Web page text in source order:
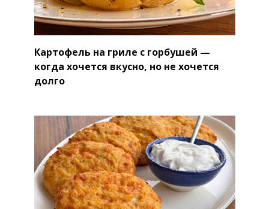
Картофель на гриле с горбушей —
когда хочется вкусно, но не хочется
долго